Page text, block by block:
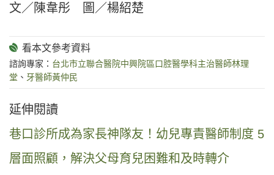
文／陳韋彤 圖／楊紹楚
諮詢專家： 台北市立聯合醫院中興院區口腔醫學科主治醫師林理
堂 、 牙醫師黃仲民
延伸閱讀
巷口診所成為家長神隊友！幼兒專責醫師制度 5
層面照顧，解決父母育兒困難和及時轉介